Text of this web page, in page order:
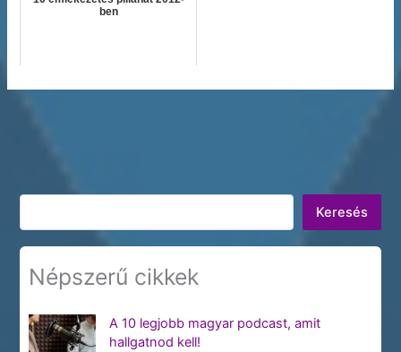
ben
Keresés
Keresés
Népszerű cikkek
A 10 legjobb magyar podcast, amit
hallgatnod kell!